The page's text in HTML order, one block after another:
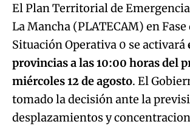
El PlanTerritorial de
La Mancha (PLATECAM) en
Situación Operativa 0 se activará
provincias a las 10:00 horas del
miércoles 12 de agosto. El
tomado la decisión ante la
desplazamientos y